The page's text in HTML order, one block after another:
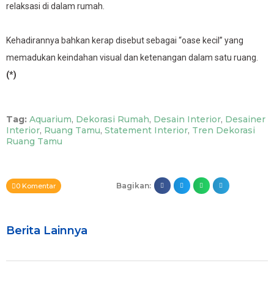
relaksasi di dalam rumah.
Kehadirannya bahkan kerap disebut sebagai “oase kecil” yang
memadukan keindahan visual dan ketenangan dalam satu ruang.
(*)
Tag: Aquarium, Dekorasi Rumah, Desain Interior, Desainer
Interior, Ruang Tamu, Statement Interior, Tren Dekorasi
Ruang Tamu
0 Komentar Bagikan:
Berita Lainnya